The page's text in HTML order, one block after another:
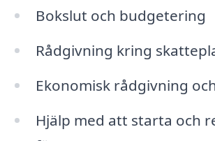
Bokslut och budgetering
Rådgivning kring
Ekonomisk rådgivning
Hjälp med att starta och